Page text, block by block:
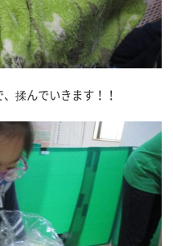
んでいきます！！